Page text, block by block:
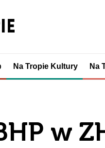
Na Tropie Kultury Na
w